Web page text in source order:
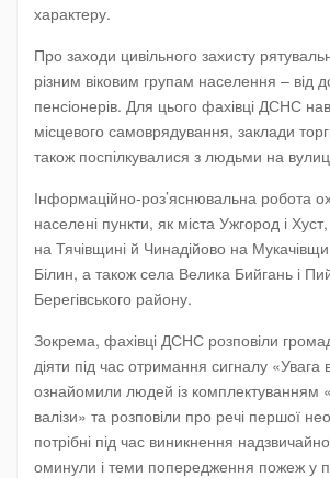
характеру.
Про заходи цивільного захисту
різним віковим групам населення – від
пенсіонерів. Для цього фахівці ДСНС
місцевого самоврядування, заклади
також поспілкувалися з людьми на
Інформаційно-роз’яснювальна робота
населені пункти, як міста Ужгород і
на Тячівщині й Чинадійово на
Білин, а також села Велика Бийгань і
Берегівського району.
Зокрема, фахівці ДСНС розповіли
діяти під час отримання сигналу «Увага
ознайомили людей із комплектуванням
валізи» та розповіли про речі першої
потрібні під час виникнення
оминули і теми попередження пожеж у